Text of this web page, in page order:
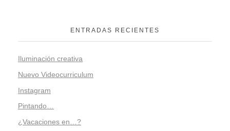
ENTRADAS RECIENTES
Iluminación creativa
Nuevo Videocurriculum
Instagram
Pintando…
¿Vacaciones en…?